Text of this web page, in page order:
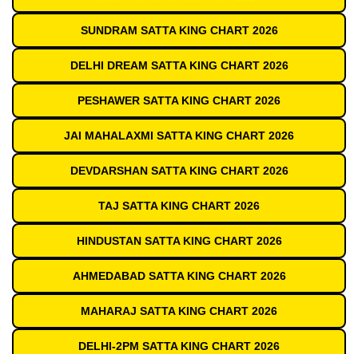
SUNDRAM SATTA KING CHART 2026
DELHI DREAM SATTA KING CHART 2026
PESHAWER SATTA KING CHART 2026
JAI MAHALAXMI SATTA KING CHART 2026
DEVDARSHAN SATTA KING CHART 2026
TAJ SATTA KING CHART 2026
HINDUSTAN SATTA KING CHART 2026
AHMEDABAD SATTA KING CHART 2026
MAHARAJ SATTA KING CHART 2026
DELHI-2PM SATTA KING CHART 2026